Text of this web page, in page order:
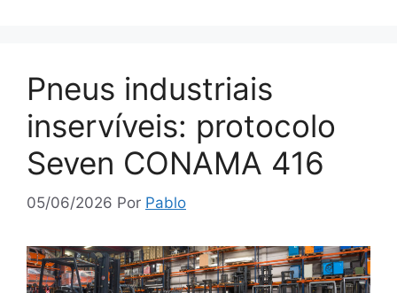
Pneus industriais
inservíveis: protocolo
Seven CONAMA 416
05/06/2026 Por Pablo